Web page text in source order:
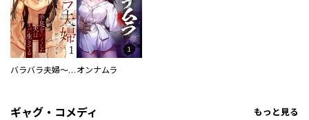
バラバラ夫婦～手足をなくした夫はまだ生きてる オンナムラ
ギャグ・コメディ もっと見る